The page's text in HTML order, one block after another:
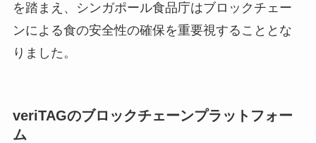
を踏まえ、シンガポール食品庁はブロックチェー
ンによる食の安全性の確保を重要視することとな
りました。
veriTAGのブロックチェーンプラットフォー
ム